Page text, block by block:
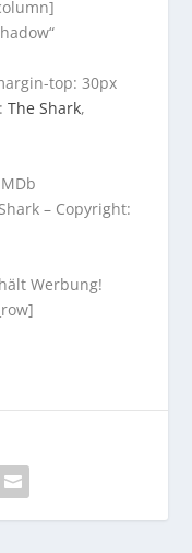
top: 30px
The Shark,
– Copyright:
Werbung!